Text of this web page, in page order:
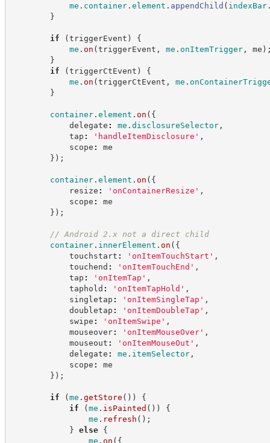
me . container. element . appendChild ( indexBar
}
if (triggerEvent )
{
me . on (triggerEvent , me . onItemTrigger, me )
}
if
(triggerCtEvent )
{
me . on (triggerCtEvent , me .
}
container. element . on ( {
delegate : me . disclosureSelector,
tap : ' handleItemDisclosure ' ,
scope :
me
} ) ;
container. element . on ( {
resize : ' onContainerResize ' ,
scope :
me
} ) ;
// Android 2.x not a direct child
container. innerElement . on ( {
touchstart : ' onItemTouchStart ' ,
touchend : ' onItemTouchEnd ' ,
tap : ' onItemTap ' ,
taphold : ' onItemTapHold ' ,
singletap : ' onItemSingleTap ' ,
doubletap : ' onItemDoubleTap ' ,
swipe : ' onItemSwipe ' ,
mouseover: ' onItemMouseOver' ,
mouseout : ' onItemMouseOut ' ,
delegate : me . itemSelector,
scope :
me
} ) ;
if (me . getStore ( ) )
{
if
(me . isPainted ( ) )
{
me . refresh ( ) ;
} else
{
me . on ( {